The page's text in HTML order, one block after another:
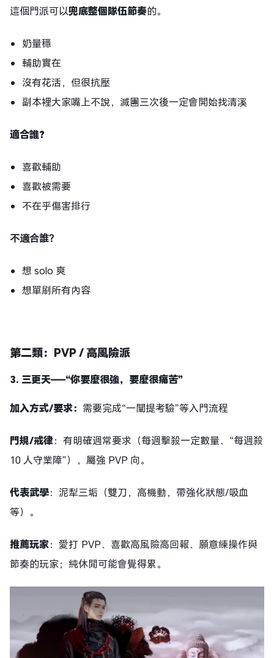
這個門派可以兜底整個隊伍節奏的。
奶量穩
輔助實在
沒有花活，但很抗壓
副本裡大家嘴上不說，滅團三次後一定會開始找清溪
適合誰？
喜歡輔助
喜歡被需要
不在乎傷害排行
不適合誰？
想 solo 爽
想單刷所有內容
第二類：PVP / 高風險派
3. 三更天——“你要麼很強，要麼很痛苦”
加入方式/要求： 需要完成“一闡提考驗”等入門流程
門規/戒律：有明確週常要求（每週擊殺一定數量、“每週殺
10 人守業障”），屬強 PVP 向。
代表武學：泥犁三垢（雙刀，高機動，帶強化狀態/吸血
等）。
推薦玩家：愛打 PVP、喜歡高風險高回報、願意練操作與
節奏的玩家；純休閒可能會覺得累。